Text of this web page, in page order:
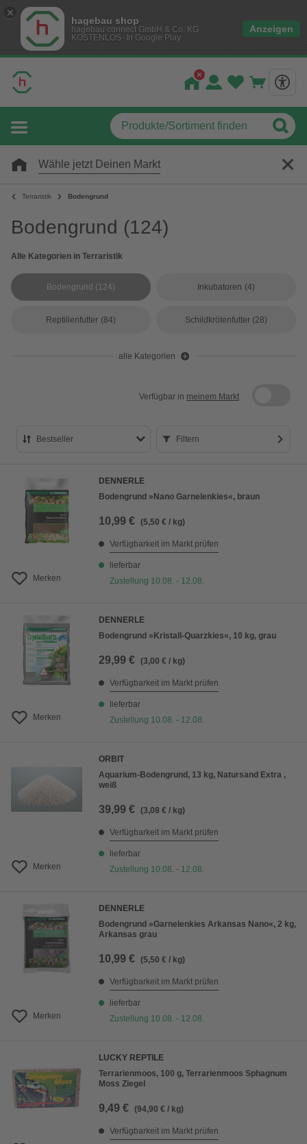
hagebau shop
hagebau connect GmbH & Co. KG
KOSTENLOS- In Google Play
Anzeigen
Wähle jetzt Deinen Markt
Terraristik Bodengrund
Bodengrund (124)
Alle Kategorien in Terraristik
Bodengrund (124) Inkubatoren (4)
Reptilienfutter (84) Schildkrötenfutter (28)
alle Kategorien
Verfügbar in meinem Markt
Bestseller
Preis aufsteigend
Preis absteigend
Bewertung
Filtern
Merken
DENNERLE
Bodengrund »Nano Garnelenkies«, braun
10,99 € (5,50 € / kg)
Verfügbarkeit im Markt prüfen
lieferbar
Zustellung 10.08. - 12.08.
Merken
DENNERLE
Bodengrund »Kristall-Quarzkies«, 10 kg, grau
29,99 € (3,00 € / kg)
Verfügbarkeit im Markt prüfen
lieferbar
Zustellung 10.08. - 12.08.
Merken
ORBIT
Aquarium-Bodengrund, 13 kg, Natursand Extra ,
weiß
39,99 € (3,08 € / kg)
Verfügbarkeit im Markt prüfen
lieferbar
Zustellung 10.08. - 12.08.
Merken
DENNERLE
Bodengrund »Garnelenkies Arkansas Nano«, 2 kg,
Arkansas grau
10,99 € (5,50 € / kg)
Verfügbarkeit im Markt prüfen
lieferbar
Zustellung 10.08. - 12.08.
LUCKY REPTILE
Terrarienmoos, 100 g, Terrarienmoos Sphagnum
Moss Ziegel
9,49 € (94,90 € / kg)
Verfügbarkeit im Markt prüfen